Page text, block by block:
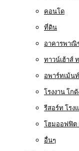
คอนโด
ที่ดิน
อาคารพาณิ
ทาวน์เฮ้าส์
อพาร์ทเม้น
โรงงาน โก
รีสอร์ท โรง
โฮมออฟฟิต
อื่นๆ